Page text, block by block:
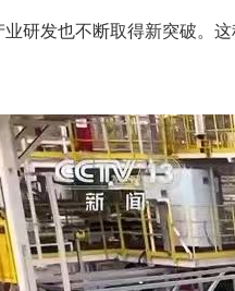
发也不断取得新突破。这